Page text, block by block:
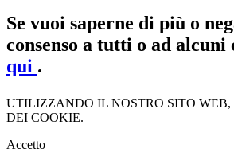
Se vuoi saperne di più o
consenso a tutti o ad alcuni
qui .
UTILIZZANDO IL NOSTRO SITO WEB,
DEI COOKIE.
Accetto